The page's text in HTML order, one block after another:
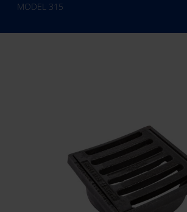
MODEL 315